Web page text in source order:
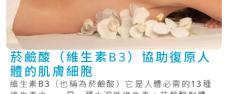
菸鹼酸（維生素B3）協助復原人
體的肌膚細胞
維生素B3（也稱為菸鹼酸）它是人體必需的13種